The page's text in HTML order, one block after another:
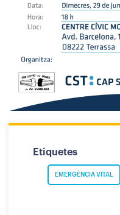
Etiquetes
EMERGÈNCIA VITAL